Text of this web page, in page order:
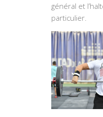
général et
particulier.